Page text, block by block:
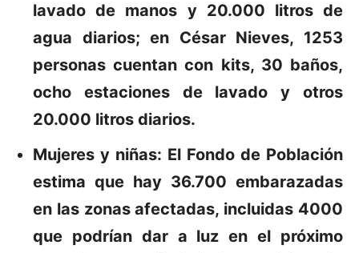
lavado de manos y 20.000 litros de
agua diarios; en César Nieves, 1253
personas cuentan con kits, 30 baños,
ocho estaciones de lavado y otros
20.000 litros diarios.
Mujeres y niñas: El Fondo de Población
estima que hay 36.700 embarazadas
en las zonas afectadas, incluidas 4000
que podrían dar a luz en el próximo